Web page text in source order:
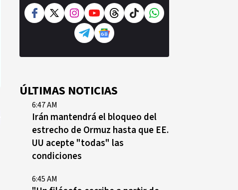
ÚLTIMAS NOTICIAS
6:47 AM
Irán mantendrá el bloqueo del
estrecho de Ormuz hasta que EE.
UU acepte "todas" las
condiciones
6:45 AM